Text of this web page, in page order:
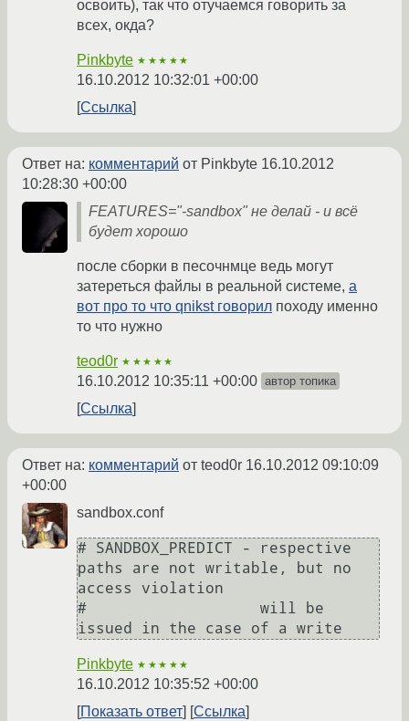
освоить), так что отучаемся говорить за
всех, окда?
Pinkbyte ★★★★★
16.10.2012 10:32:01 +00:00
Ссылка
Ответ на: комментарий от Pinkbyte 16.10.2012
10:28:30 +00:00
FEATURES="-sandbox" не делай - и всё
будет хорошо
после сборки в песочнмце ведь могут
затереться файлы в реальной системе, а
вот про то что qnikst говорил походу именно
то что нужно
teod0r ★★★★★
16.10.2012 10:35:11 +00:00 автор топика
Ссылка
Ответ на: комментарий от teod0r 16.10.2012 09:10:09
+00:00
sandbox.conf
# SANDBOX_PREDICT - respective
paths are not writable, but no
access violation
#                   will be
Pinkbyte ★★★★★
16.10.2012 10:35:52 +00:00
Показать ответ
Ссылка